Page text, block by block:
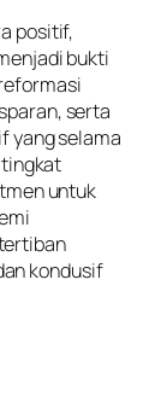
positif,
bukti
serta
yang selama
untuk
kondusif